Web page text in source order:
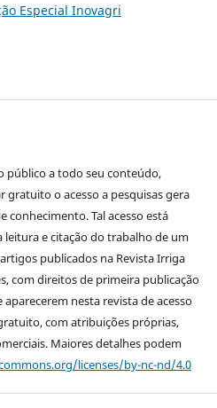
Especial Inovagri
público a todo seu conteúdo,
o acesso a pesquisas gera
Tal acesso está
leitura e citação do trabalho de um
publicados na Revista Irriga
com direitos de primeira publicação
nesta revista de acesso
com atribuições próprias,
Maiores detalhes podem
licenses/by-nc-nd/4.0